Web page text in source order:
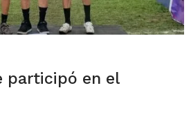
participó en el